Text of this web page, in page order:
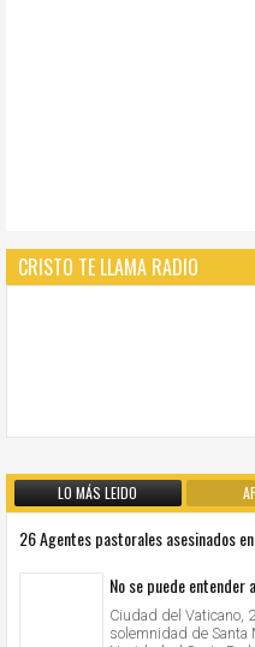
CRISTO TE LLAMA RADIO
LO MÁS LEIDO
26 Agentes pastorales asesinados
No se puede entender
Ciudad del Vaticano,
solemnidad de Santa